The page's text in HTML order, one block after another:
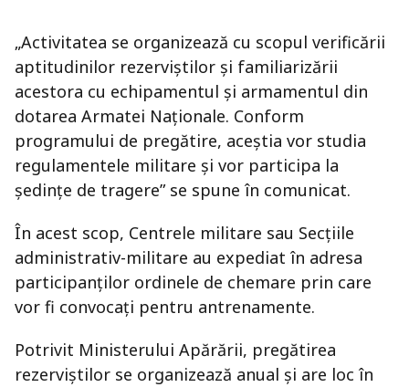
„Activitatea se organizează cu scopul verificării
aptitudinilor rezerviştilor și familiarizării
acestora cu echipamentul și armamentul din
dotarea Armatei Naționale. Conform
programului de pregătire, aceștia vor studia
regulamentele militare și vor participa la
ședințe de tragere” se spune în comunicat.
În acest scop, Centrele militare sau Secțiile
administrativ-militare au expediat în adresa
participanților ordinele de chemare prin care
vor fi convocați pentru antrenamente.
Potrivit Ministerului Apărării, pregătirea
rezerviștilor se organizează anual și are loc în